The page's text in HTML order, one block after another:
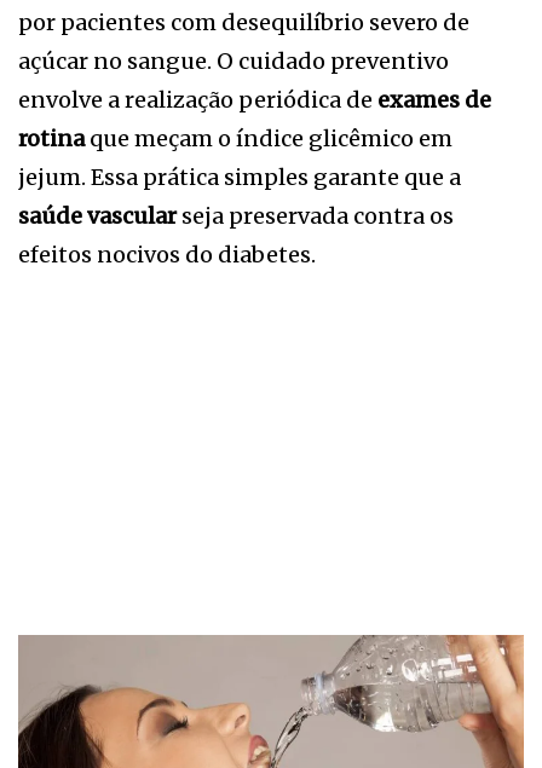
por pacientes com desequilíbrio severo de
açúcar no sangue. O cuidado preventivo
envolve a realização periódica de exames de
rotinaque meçam o índice glicêmico em
jejum. Essa prática simples garante que a
saúde vascularseja preservada contra os
efeitos nocivos do diabetes.